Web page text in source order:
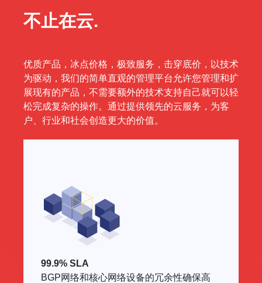
不止在云.
优质产品，冰点价格，极致服务，击穿底价，以技术
为驱动，我们的简单直观的管理平台允许您管理和扩
展现有的产品，不需要额外的技术支持自己就可以轻
松完成复杂的操作。通过提供领先的云服务，为客
户、行业和社会创造更大的价值。
99.9% SLA
BGP网络和核心网络设备的冗余性确保高